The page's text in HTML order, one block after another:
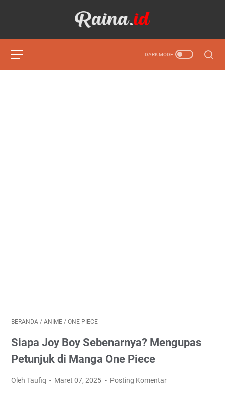
BERANDA / ANIME / ONE PIECE
Siapa Joy Boy Sebenarnya? Mengupas
Petunjuk di Manga One Piece
Oleh Taufiq Maret 07, 2025 Posting Komentar